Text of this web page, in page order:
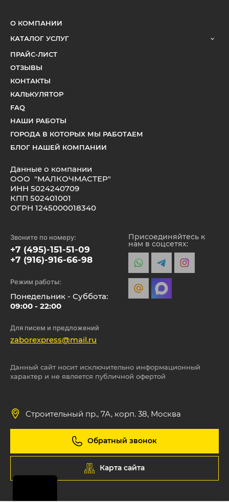
О КОМПАНИИ
КАТАЛОГ УСЛУГ
ПРАЙС-ЛИСТ
ОТЗЫВЫ
КОНТАКТЫ
КАЛЬКУЛЯТОР
FAQ
НАШИ РАБОТЫ
ГОРОДА В КОТОРЫХ МЫ РАБОТАЕМ
БЛОГ НАШЕЙ КОМПАНИИ
Данные о компании
ОOO "МАЛКОЧМАСТЕР"
ИНН 5024240709
КПП 502401001
ОГРН 1245000018340
Звоните по номеру:
+7 (495)-151-51-09
+7 (916)-916-66-98
Режим работы:
Понедельник - Суббота:
09:00 - 22:00
Для писем и предложений
zaborexpress@mail.ru
Присоединяйтесь к
нам в соцсетях:
Данный сайт носит исключительно информационный
характер и не является публичной офертой
Строительный пр., 7А, корп. 38, Москва
Обратный звонок
Карта сайта